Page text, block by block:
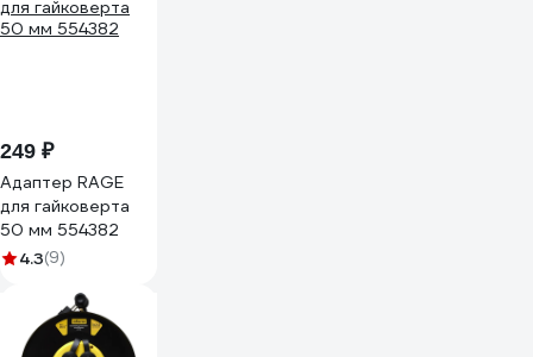
249 ₽
Адаптер RAGE
для гайковерта
50 мм 554382
4.3(9)